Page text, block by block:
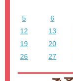
5
6
12
13
19
20
26
27